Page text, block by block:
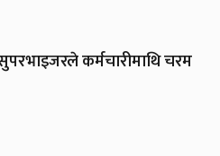
कर्मचारीमाथि चरम